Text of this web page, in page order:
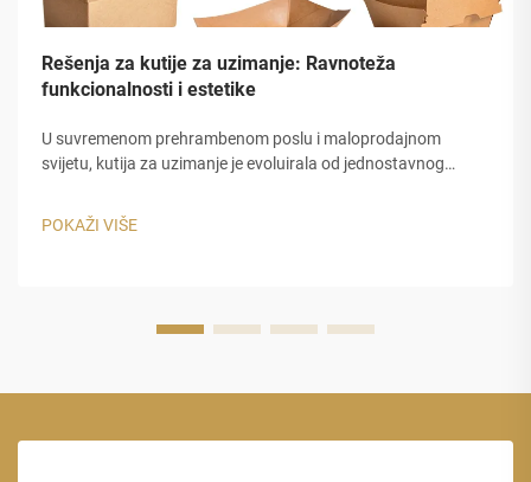
Rešenja za kutije za uzimanje: Ravnoteža
funkcionalnosti i estetike
U suvremenom prehrambenom poslu i maloprodajnom
svijetu, kutija za uzimanje je evoluirala od jednostavnog
vodite žestoku urbani kafić, brzi restoran, ili specijalni desert
POKAŽI VIŠE